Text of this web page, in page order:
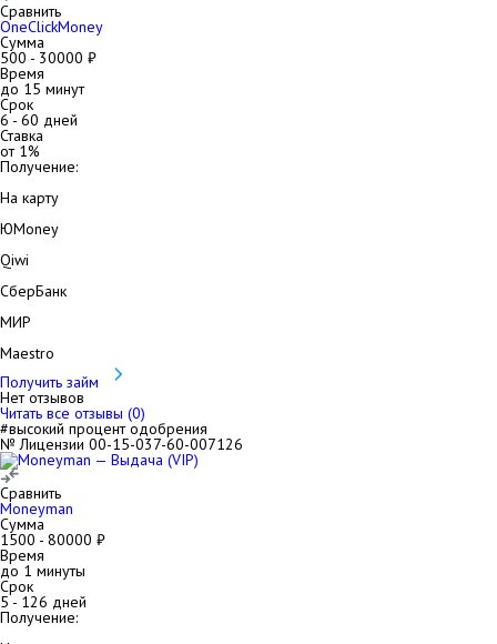
Сравнить
OneClickMoney
Сумма
500 - 30000 ₽
Время
до 15 минут
Срок
6- 60 дней
Ставка
от 1%
Получение:
На карту
ЮMoney
Qiwi
СберБанк
МИР
Maestro
Получить займ
Нет отзывов
Читать все отзывы (0)
#высокий процент одобрения
№ Лицензии 00-15-037-60-007126
Сравнить
Moneyman
Сумма
1500 - 80000 ₽
Время
до 1 минуты
Срок
5- 126 дней
Получение: